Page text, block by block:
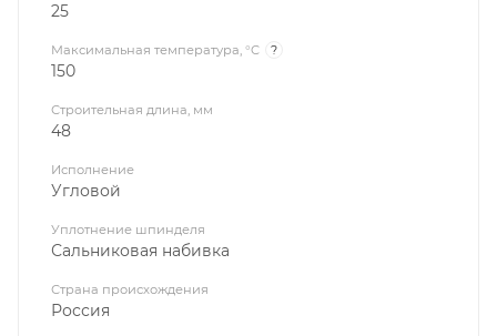
25
Максимальная температура, °C ?
150
Строительная длина, мм
48
Исполнение
Угловой
Уплотнение шпинделя
Сальниковая набивка
Страна происхождения
Россия